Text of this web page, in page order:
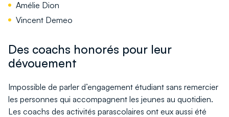
Amélie Dion
Vincent Demeo
Des coachs honorés pour leur
dévouement
Impossible de parler d’engagement étudiant sans remercier
les personnes qui accompagnent les jeunes au quotidien.
Les coachs des activités parascolaires ont eux aussi été